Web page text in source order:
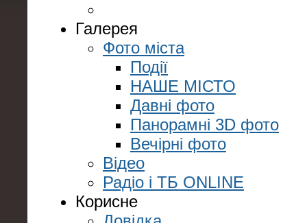
Галерея
Фото міста
Події
НАШЕ МІСТО
Давні фото
Панорамні 3D фото
Вечірні фото
Відео
Радіо і ТБ ONLINE
Корисне